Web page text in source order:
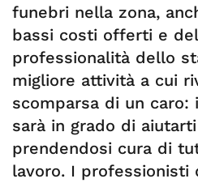
funebri nella zona,
bassi costi offerti e
professionalità dello
migliore attività a cui
scomparsa di un caro:
sarà in grado di
prendendosi cura di
lavoro. I professionisti